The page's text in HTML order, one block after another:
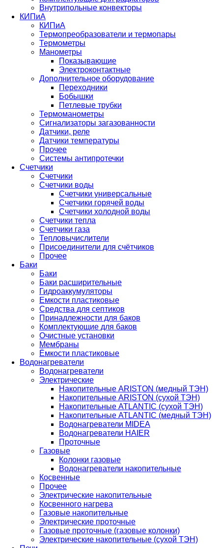
Внутрипольные конвекторы
КИПиА
КИПиА
Термопреобразователи и термопары
Термометры
Манометры
Показывающие
Электроконтактные
Дополнительное оборудование
Переходники
Бобышки
Петлевые трубки
Термоманометры
Сигнализаторы загазованности
Датчики, реле
Датчики температуры
Прочее
Системы антипротечки
Счетчики
Счетчики
Счетчики воды
Счетчики универсальные
Счетчики горячей воды
Счетчики холодной воды
Счетчики тепла
Счетчики газа
Тепловычислители
Присоединители для счётчиков
Прочее
Баки
Баки
Баки расширительные
Гидроаккумуляторы
Емкости пластиковые
Средства для септиков
Принадлежности для баков
Комплектующие для баков
Очистные установки
Мембраны
Ёмкости пластиковые
Водонагреватели
Водонагреватели
Электрические
Накопительные ARISTON (медный ТЭН)
Накопительные ARISTON (сухой ТЭН)
Накопительные ATLANTIC (сухой ТЭН)
Накопительные ATLANTIC (медный ТЭН)
Водонагреватели MIDEA
Водонагреватели HAIER
Проточные
Газовые
Колонки газовые
Водонагреватели накопительные
Косвенные
Прочее
Электрические накопительные
Косвенного нагрева
Газовые накопительные
Электрические проточные
Газовые проточные (газовые колонки)
Электрические накопительные (сухой ТЭН)